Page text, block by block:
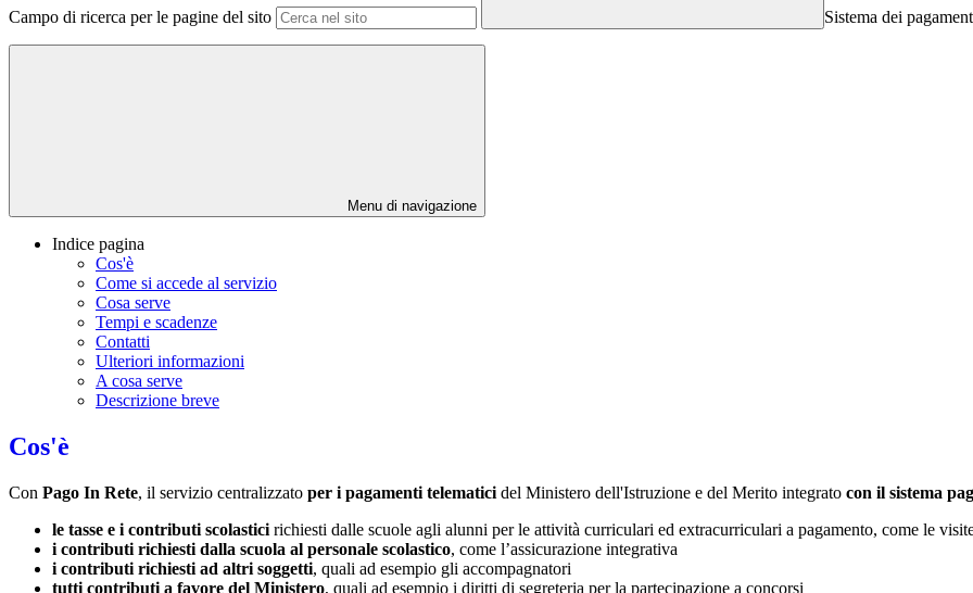
Campo di ricerca per le pagine del sito Sistema dei
Menu di navigazione
Indice pagina
Cos'è
Come si accede al servizio
Cosa serve
Tempi e scadenze
Contatti
Ulteriori informazioni
A cosa serve
Descrizione breve
Cos'è
Con Pago In Rete, il servizio centralizzato per i pagamenti telematici del Ministero dell'Istruzione e del Merito integrato con il sistema
le tasse e i contributi scolastici richiesti dalle scuole agli alunni per le attività curriculari ed extracurriculari a pagamento, come le
i contributi richiesti dalla scuola al personale scolastico, come l’assicurazione integrativa
i contributi richiesti ad altri soggetti, quali ad esempio gli accompagnatori
tutti contributi a favore del Ministero, quali ad esempio i diritti di segreteria per la partecipazione a concorsi